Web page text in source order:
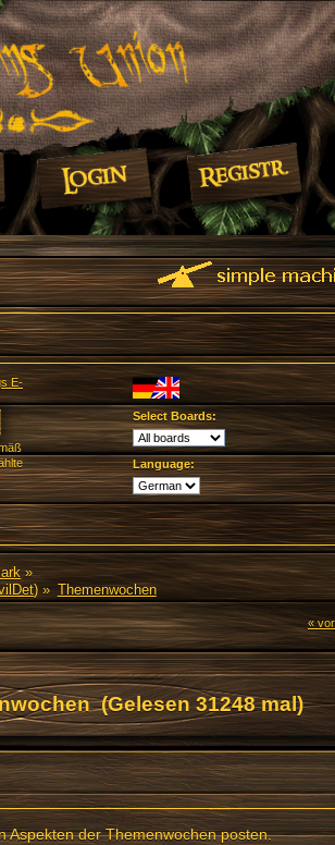
E-
Select Boards:
Language:
»
) » Themenwochen
«
(Gelesen 31248 mal)
Aspekten der Themenwochen posten.